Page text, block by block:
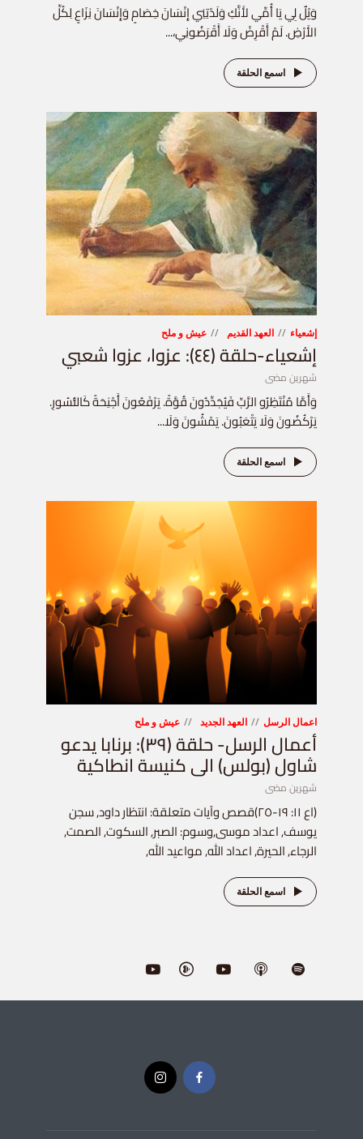
وَيْلٌ لِي يَا أُمِّي لأَنَّكِ وَلَدْتِنِي إِنْسَانَ خِصَامٍ وَإِنْسَانَ نِزَاعٍ لِكُلِّ
الأَرْضِ. لَمْ أَقْرِضْ وَلَا أَقْرَضُونِي،...
اسمع الحلقة
إشعياء العهد القديم عيش و ملح
إشعياء-حلقة (٤٤): عزوا، عزوا شعبي
شهرين مضى
وَأَمَّا مُنْتَظِرُو الرَّبِّ فَيُجَدِّدُونَ قُوَّةً. يَرْفَعُونَ أَجْنِحَةً كَالنُّسُورِ.
يَرْكُضُونَ وَلَا يَتْعَبُونَ. يَمْشُونَ وَلَا...
اسمع الحلقة
اعمال الرسل العهد الجديد عيش و ملح
أعمال الرسل- حلقة (٣٩): برنابا يدعو
شاول (بولس) الى كنيسة انطاكية
شهرين مضى
(اع ١١: ١٩-٢٥)قصص وآيات متعلقة: انتظار داود, سجن
يوسف, اعداد موسى,وسوم: الصبر, السكوت, الصمت,
الرجاء, الحيرة, اعداد الله, مواعيد الله,
اسمع الحلقة